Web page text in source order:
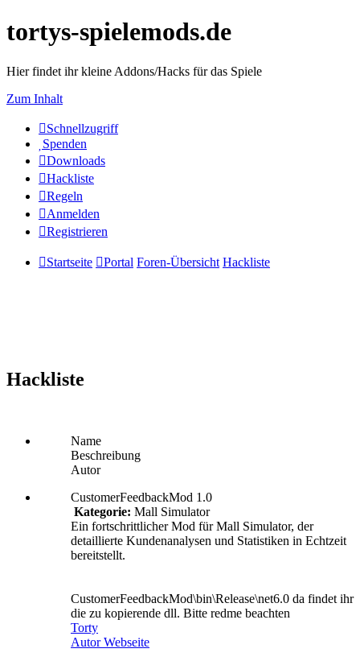
tortys-spielemods.de
Hier findet ihr kleine Addons/Hacks für das Spiele
Zum Inhalt
Schnellzugriff
Spenden
Downloads
Hackliste
Regeln
Anmelden
Registrieren
Startseite Portal Foren-Übersicht Hackliste
Hackliste
Name
Beschreibung
Autor
CustomerFeedbackMod 1.0
Kategorie: Mall Simulator
Ein fortschrittlicher Mod für Mall Simulator, der
detaillierte Kundenanalysen und Statistiken in Echtzeit
bereitstellt.
CustomerFeedbackMod\bin\Release\net6.0 da findet ihr
die zu kopierende dll. Bitte redme beachten
Torty
Autor Webseite